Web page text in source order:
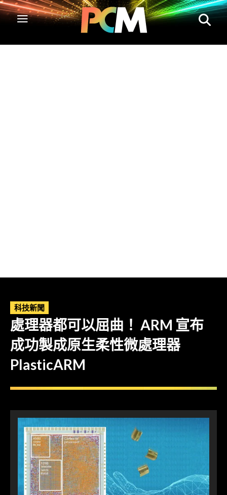
科技新聞
處理器都可以屈曲！ ARM 宣布
成功製成原生柔性微處理器
PlasticARM